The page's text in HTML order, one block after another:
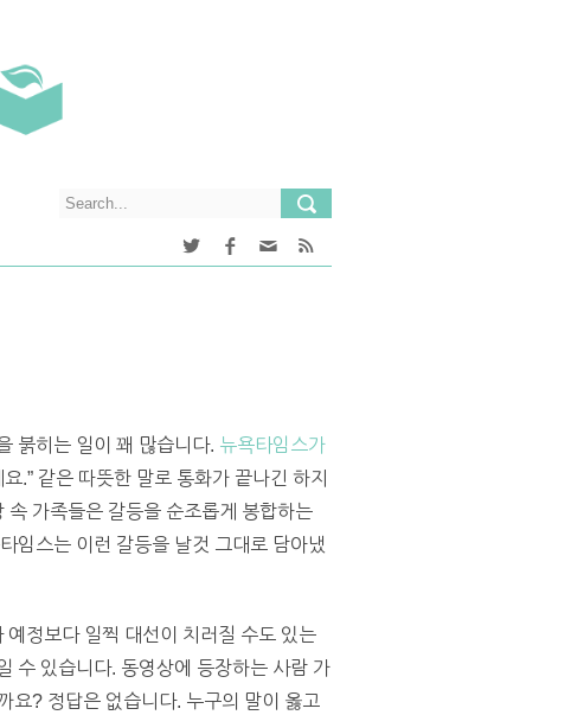
붉히는 일이 꽤 많습니다. 뉴욕타임스가
.” 같은 따뜻한 말로 통화가 끝나긴 하지
속 가족들은 갈등을 순조롭게 봉합하는
임스는 이런 갈등을 날것 그대로 담아냈
정보다 일찍 대선이 치러질 수도 있는
수 있습니다. 동영상에 등장하는 사람 가
요? 정답은 없습니다. 누구의 말이 옳고